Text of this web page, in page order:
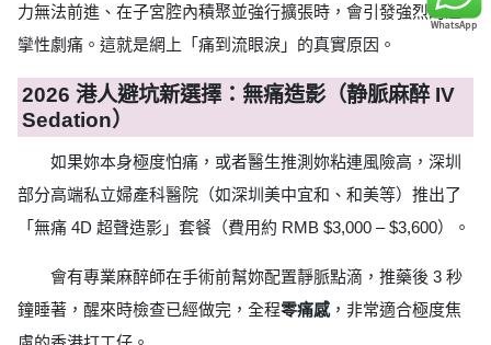
力無法前進、在子宮腔內積聚並強行擴張時，會引發強烈的痙
攣性劇痛。這就是網上「痛到流眼淚」的真實原因。
2026 港人避坑新選擇：無痛造影（静脈麻醉 IV
Sedation）
如果妳本身極度怕痛，或者醫生推測妳粘連風險高，深圳
部分高端私立婦產科醫院（如深圳美中宜和、和美等）推出了
「無痛 4D 超聲造影」套餐（費用約 RMB $3,000 – $3,600）。
會有專業麻醉師在手術前幫妳配置靜脈點滴，推藥後 3 秒
鐘睡著，醒來時檢查已經做完，全程零痛感，非常適合極度焦